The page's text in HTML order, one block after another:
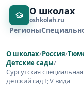
О школах
oshkolah.ru
Регионы
О школах/Россия/
Детские сады/
Сургутская
детский сад I; V вида